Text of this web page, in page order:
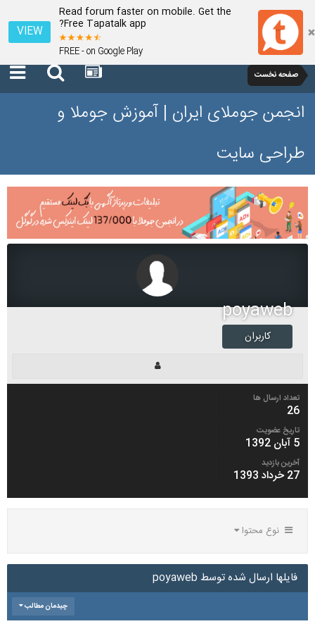
Read forum faster on mobile. Get the
Free Tapatalk app?
FREE - on Google Play
VIEW
صفحه نخست
انجمن جوملای ایران | آموزش جوملا و
طراحی سایت
poyaweb
کاربران
تعداد ارسال ها
26
تاریخ عضویت
5 آبان 1392
آخرین بازدید
27 خرداد 1393
نوع محتوا
فایلها ارسال شده توسط poyaweb
چیدمان مطالب